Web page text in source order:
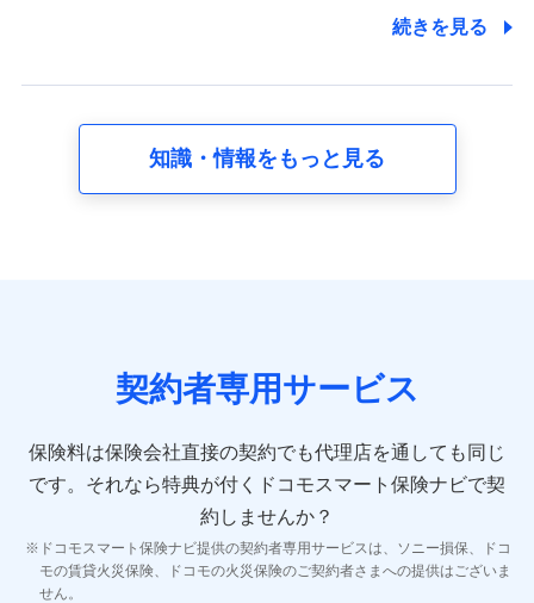
8.取引先個人情報
取引先としての選定業務、営業情報の提供業務、契約締結手
10.受託業務の 個人情報
11.マイカー通勤管理クラウド並びに法人向けASPサー
ビスに関してのお問い合わせ情報
各種お問い合わせに対応するため
当社のサービスに関する情報提供や、皆様に有用なお知らせ
をお送りするため
続きを見る
知識・情報をもっと見る
契約者専用サービス
保険料は保険会社直接の契約でも代理店を通しても同じ
です。 それなら特典が付くドコモスマート保険ナビで契
約しませんか？
ドコモスマート保険ナビ提供の契約者専用サービスは、ソニー損保、ドコ
モの賃貸火災保険、ドコモの火災保険のご契約者さまへの提供はございま
せん。